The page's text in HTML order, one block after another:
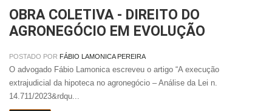
OBRA COLETIVA - DIREITO DO
AGRONEGÓCIO EM EVOLUÇÃO
POSTADO POR FÁBIO LAMONICA PEREIRA
O advogado Fábio Lamonica escreveu o artigo “A execução
extrajudicial da hipoteca no agronegócio – Análise da Lei n.
14.711/2023&rdqu...